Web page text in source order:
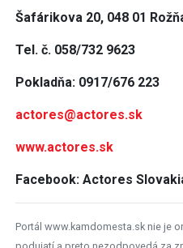
Šafárikova 20, 048 01
Tel. č. 058/732 9623
Pokladňa: 0917/676 223
actores@actores.sk
www.actores.sk
Facebook: Actores
Portál www.kamdomesta.sk nie je